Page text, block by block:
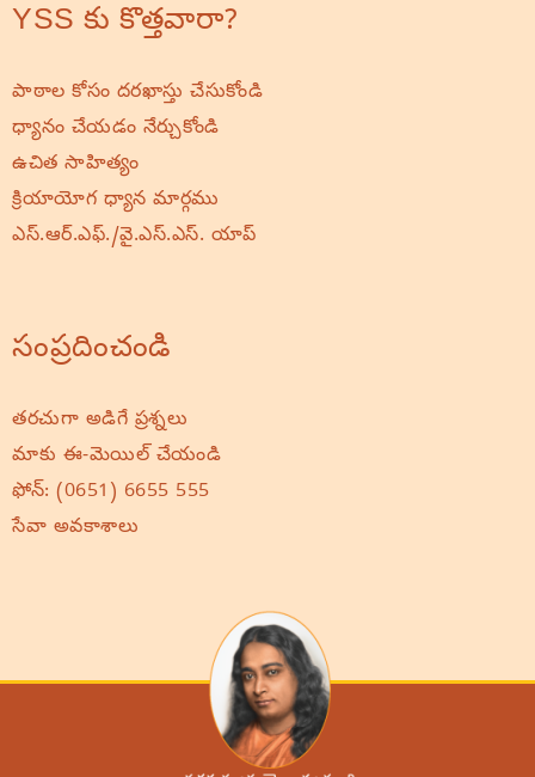
YSS కు కొత్తవారా?
పాఠాల కోసం దరఖాస్తు చేసుకోండి
ధ్యానం చేయడం నేర్చుకోండి
ఉచిత సాహిత్యం
క్రియాయోగ ధ్యాన మార్గము
ఎస్.ఆర్.ఎఫ్./వై.ఎస్.ఎస్. యాప్
సంప్రదించండి
తరచుగా అడిగే ప్రశ్నలు
మాకు ఈ-మెయిల్ చేయండి
ఫోన్: (0651) 6655 555
సేవా అవకాశాలు